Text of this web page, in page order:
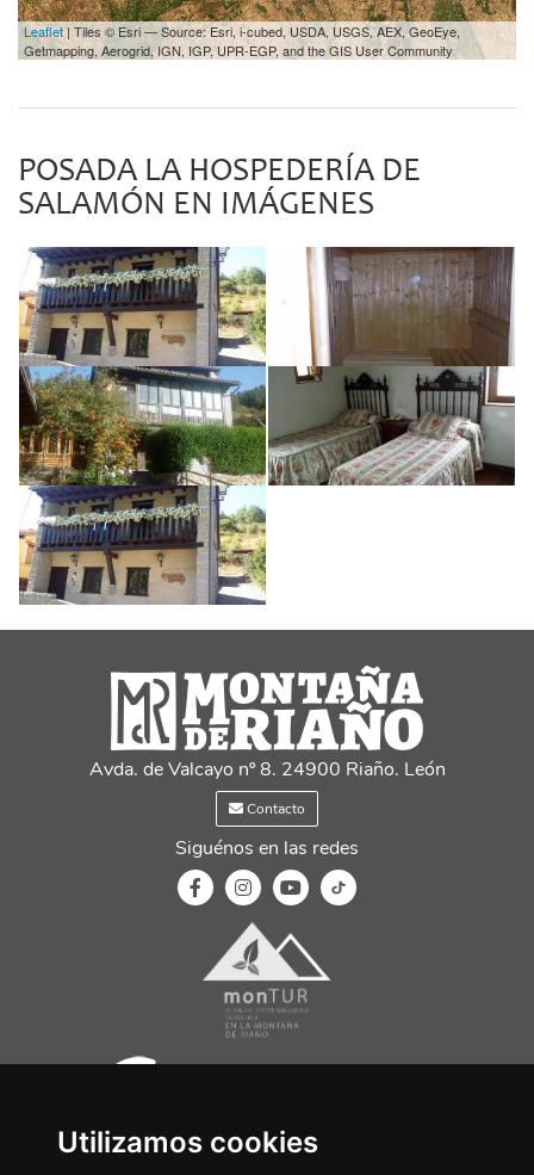
Utilizamos cookies
Leaflet| Tiles © Esri — Source: Esri, i-cubed, USDA, USGS, AEX, GeoEye,
Getmapping, Aerogrid, IGN, IGP, UPR-EGP, and the GIS User Community
POSADA LA HOSPEDERÍA DE
SALAMÓN EN IMÁGENES
Avda. de Valcayo nº 8. 24900 Riaño. León
Contacto
Siguénos en las redes